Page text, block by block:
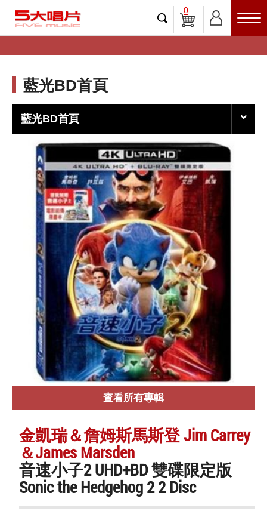
0
藍光BD首頁
藍光BD首頁
查看所有專輯
金凱瑞＆詹姆斯馬斯登 Jim Carrey
＆James Marsden
音速小子2 UHD+BD 雙碟限定版
Sonic the Hedgehog 2 2 Disc